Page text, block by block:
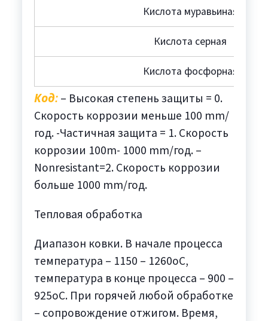
Кислота муравьиная
Кислота серная
Кислота фосфорная
Код:– Высокая степень защиты = 0.
Скорость коррозии меньше 100 mm/
год. -Частичная защита = 1. Скорость
коррозии 100m- 1000 mm/год. –
Nonresistant=2. Скорость коррозии
больше 1000 mm/год.
Тепловая обработка
Диапазон ковки. В начале процесса
температура – 1150 – 1260oC,
температура в конце процесса – 900 –
925oC. При горячей любой обработке
– сопровождение отжигом. Время,